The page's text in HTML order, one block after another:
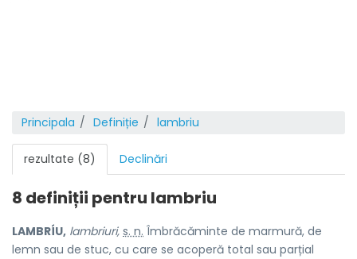
Principala Definiție lambriu
rezultate (8) Declinări
8 definiții pentru lambriu
LAMBRÍU, lambriuri, s. n. Îmbrăcăminte de marmură, de
lemn sau de stuc, cu care se acoperă total sau parțial